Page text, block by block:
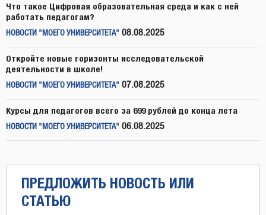
Что такое Цифровая образовательная среда и как с ней
работать педагогам?
НОВОСТИ "МОЕГО УНИВЕРСИТЕТА" 08.08.2025
Откройте новые горизонты исследовательской
деятельности в школе!
НОВОСТИ "МОЕГО УНИВЕРСИТЕТА" 07.08.2025
Курсы для педагогов всего за 699 рублей до конца лета
НОВОСТИ "МОЕГО УНИВЕРСИТЕТА" 06.08.2025
ПРЕДЛОЖИТЬ НОВОСТЬ ИЛИ
СТАТЬЮ